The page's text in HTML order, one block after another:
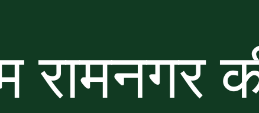
रामनगर